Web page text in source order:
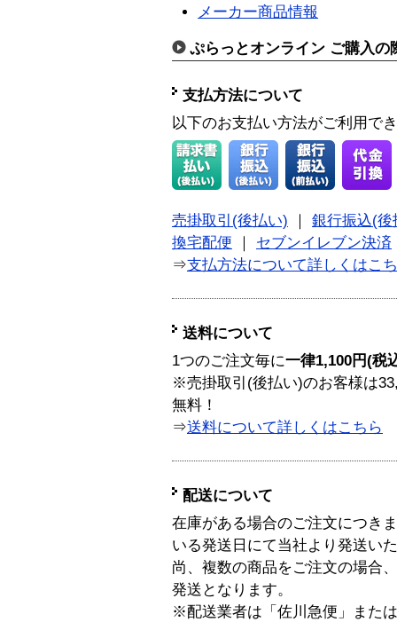
メーカー商品情報
ぷらっとオンライン ご購入の
支払方法について
以下のお支払い方法がご利用で
売掛取引(後払い)
銀行振込(後
換宅配便
セブンイレブン決済
⇒支払方法について詳しくはこ
送料について
1つのご注文毎に一律1,100円(税
※売掛取引(後払い)のお客様は
無料！
⇒送料について詳しくはこちら
配送について
在庫がある場合のご注文につき
いる発送日にて当社より発送い
尚、複数の商品をご注文の場合
発送となります。
※配送業者は「佐川急便」また